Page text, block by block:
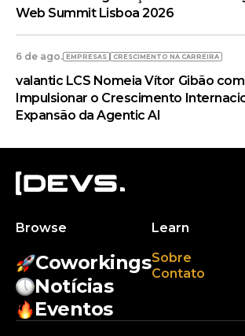
Web Summit Lisboa 2026
6 de ago. EMPRESAS CRESCIMENTO NA CARREIRA
valantic LCS Nomeia Vítor Gibão
Impulsionar o Crescimento
Expansão da Agentic AI
Browse
Coworkings
Notícias
Eventos
Learn
Sobre
Contato